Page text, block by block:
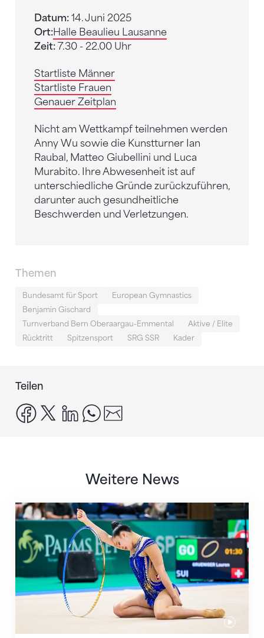
Datum: 14. Juni 2025
Ort:Halle Beaulieu Lausanne
Zeit: 7.30 - 22.00 Uhr
Startliste Männer
Startliste Frauen
Genauer Zeitplan
Nicht am Wettkampf teilnehmen werden
Anny Wu sowie die Kunstturner Ian
Raubal, Matteo Giubellini und Luca
Murabito. Ihre Abwesenheit ist auf
unterschiedliche Gründe zurückzuführen,
darunter auch gesundheitliche
Beschwerden und Verletzungen.
Themen
Bundesamt für Sport
European Gymnastics
Benjamin Gischard
Turnverband Bern Oberaargau-Emmental
Aktive / Elite
Rücktritt
Spitzensport SRG SSR Kader
Teilen
facebook
x linkedinwhatsapp
Weitere News
Nächster Halt: Weltmeisterschaft